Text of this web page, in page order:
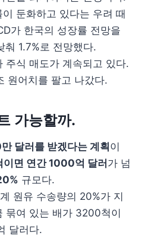
둔화하고 있다는 우려 때
가 한국의 성장률 전망을
춰 1.7%로 전망했다.
주식 매도가 계속되고 있다.
원어치를 팔고 나갔다.
가능할까.
달러를 받겠다는 계획이
면 연간 1000억 달러가 넘
규모다.
원유 수송량의 20%가 지
묶여 있는 배가 3200척이
달러다.